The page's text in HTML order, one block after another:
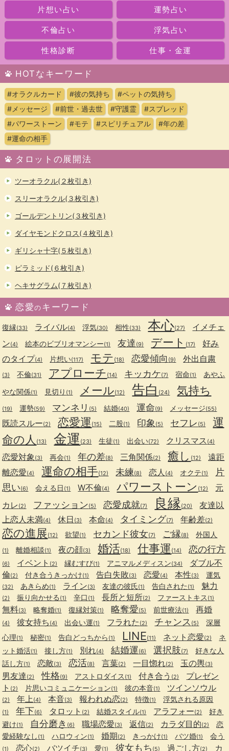
片想い占い 運勢占い
不倫占い 浮気占い
性格診断 仕事・金運
HOTなキーワード
#オラクルカード #彼の気持ち
#ペットの気持ち
#メッセージ
#前世・過去世 #守護霊
#スプレッド
#パワーストーン
#モテ #スピリチュアル
#年の差
#運命の相手
タロットの展開法
ツーオラクル(２枚引き)
スリーオラクル(３枚引き)
ゴールデントリン(３枚引き)
ダイヤモンドクロス(４枚引き)
ギリシャ十字(５枚引き)
ピラミッド(６枚引き)
ヘキサグラム(７枚引き)
恋愛のキーワード
復縁(33) ライバル(4) 浮気(30) 相性(33) 本心(27)
イメチェ
ン(4) 絵本のビブリオマンシー(1) 友達 (9) デート (17)
好み
のタイプ(4) 片想い(117) モテ (18) 恋愛傾向 (9) 外出自粛
(3) 不倫(31) アプローチ (14) キッカケ(7) 宿命(1)
あやふ
やな関係(1) 見切り (1) メール(12) 告白 (24) 気持ち
(19) 運勢(59) マンネリ (5) 結婚(40) 運命(9) メッセージ(55)
既読スルー(2) 恋愛運 (15) 二股(1) 印象 (5) セフレ (5)
運
命の人 (13) 金運 (23) 生徒(1) 出会い(72) クリスマス (4)
恋愛対象 (3) 再会(1) 年の差(8) 三角関係(2) 癒し (12)
遠距
離恋愛(4) 運命の相手(12) 未練(8) 恋人 (4) オクテ(1)
片
思い(6) 会える日 (1) W不倫(4) パワーストーン (12)
元
カレ (2) ファッション(5) 恋愛成就(7) 良縁(20)
友達以
上恋人未満(4) 休日 (3) 本命(4) タイミング(7) 年齢差(2)
恋の進展(12) 欲望(1) セカンド彼女(7) ご縁(8) 外国人
(1) 離婚相談(1) 夜の顔(3) 婚活(18) 仕事運 (14) 恋の行方
(6) イベント (2) 縁むすび(1) アニマルメディスン(34)
ダブル不
倫(2) 付き合うきっかけ(1) 告白失敗(3) 恋愛(4) 本性(3) 運気
(32) あきらめ(1) ライン(3) 友達の彼氏(1) 告白された (1) 魅力
(2) 振り向かせる (1) 辛口 (1) 長所と短所(2) ファーストキス (1)
無料(3) 略奪婚(1) 復縁対策(1) 略奪愛(5) 前世療法(1) 再婚
(4) 彼女持ち (4) 出会い運(1) フラれた (2) チャンス (5)
深層
心理(1) 秘密(1) 告白どっちから (1) LINE(11) ネット恋愛(2)
ネ
ット婚活(1) 接し方(1) 別れ(4) 結婚運(6) 選択肢(7)
好きな人
話し方(1) 恋敵(3) 恋活(8) 言葉(2) 一目惚れ(2) 玉の輿(3)
男友達(2) 性格(9) アストロダイス (1) 付き合う (2)
プレゼン
ト (2) 片思いコミュニケーション(1) 彼の本音(1) ツインソウル
(2) 年上 (4) 本音(3) 報われぬ恋(2) 特徴(1) 浮気される原因
(1) 年下(6) タロット (2) 結婚スタイル(1) アラフォー(2)
好き
避け(1) 自分磨き (6) 職場恋愛(3) 返信(2) カラダ目的(2)
恋
愛経験なし (1) ハロウィン(1) 婚期(2) きっかけ(1) バツ婚(1) 会う
(1) 恋心(2) バツイチ(3) 愛(1) 彼女もち (5) 過ごし方(2) カ